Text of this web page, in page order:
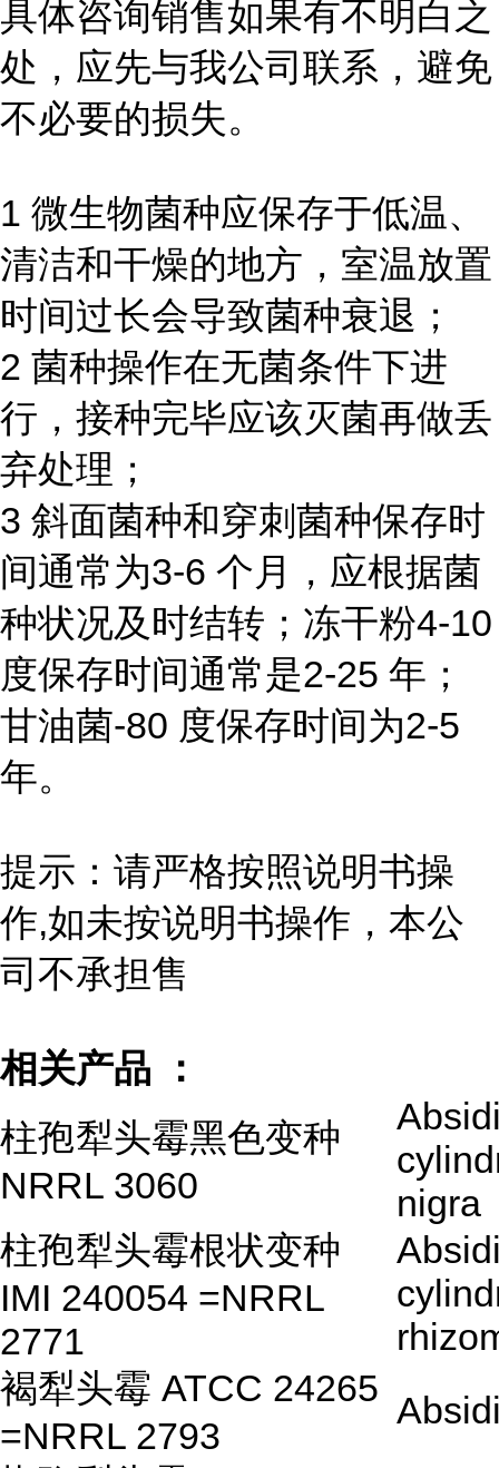
具体咨询销售如果有不明白之
处，应先与我公司联系，避免
不必要的损失。
1 微生物菌种应保存于低温、
清洁和干燥的地方，室温放置
时间过长会导致菌种衰退；
2 菌种操作在无菌条件下进
行，接种完毕应该灭菌再做丢
弃处理；
3 斜面菌种和穿刺菌种保存时
间通常为3-6 个月，应根据菌
种状况及时结转；冻干粉4-10
度保存时间通常是2-25 年；
甘油菌-80 度保存时间为2-5
年。
提示：请严格按照说明书操
作,如未按说明书操作，本公
司不承担售
相关产品 ：
柱孢犁头霉黑色变种
NRRL 3060
nigra
柱孢犁头霉根状变种
IMI 240054 =NRRL
2771
褐犁头霉 ATCC 24265
=NRRL 2793